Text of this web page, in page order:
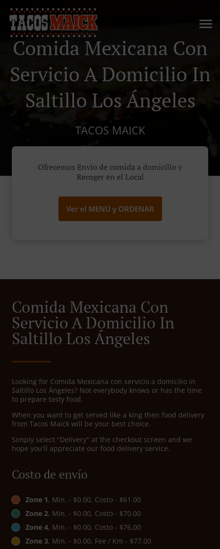
Comida Mexicana Con
Servicio A Domicilio In
Saltillo Los Ángeles
TACOS MAICK
Ofrecemos Envío de comida a domicilio y
Recoger en el Local
Ver el MENÚ y ORDENAR
Comida Mexicana Con
Servicio A Domicilio In
Saltillo Los Ángeles
Looking for Comida Mexicana con servicio a domicilio in
Saltillo Los Ángeles? Not everybody knows or has the time
to prepare tasty food.
When you want to get served like a king then food delivery
from Tacos Maick will be your best choice.
Simply select "Delivery" at the checkout screen and we
hope you'll appreciate our food delivery service.
Costo de envío
Zone 1, Min. - $0.00, Costo - $61.00
Zone 2, Min. - $0.00, Costo - $70.00
Zone 4, Min. - $0.00, Costo - $76.00
Zone 3, Min. - $0.00, Fee / Km - $77.00